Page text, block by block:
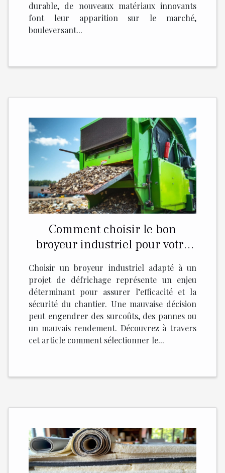
durable, de nouveaux matériaux innovants
font leur apparition sur le marché,
bouleversant...
Comment choisir le bon
broyeur industriel pour votre
Choisir un broyeur industriel adapté à un
projet de défrichage représente un enjeu
déterminant pour assurer l’efficacité et la
sécurité du chantier. Une mauvaise décision
peut engendrer des surcoûts, des pannes ou
un mauvais rendement. Découvrez à travers
cet article comment sélectionner le...